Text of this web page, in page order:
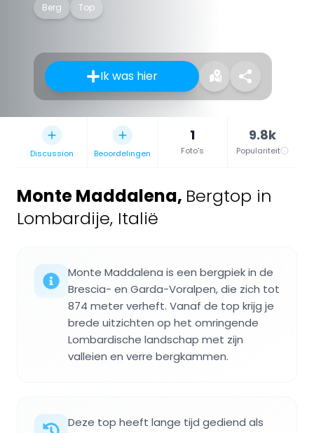
Berg Top
Ik was hier
Discussion Beoordelingen
1
Foto's
9.8k
Populariteit
Monte Maddalena, Bergtop in
Lombardije, Italië
Monte Maddalena is een bergpiek in de
Brescia- en Garda-Voralpen, die zich tot
874 meter verheft. Vanaf de top krijg je
brede uitzichten op het omringende
Lombardische landschap met zijn
valleien en verre bergkammen.
Deze top heeft lange tijd gediend als